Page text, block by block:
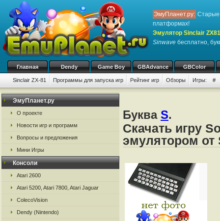
ЭмуПланет.ру: Старые
платформах!
Эмулятор Sinclair ZX81
Sinwave бесплатно,
Главная Dendy Game Boy GBAdvance GBColor
Sinclair ZX-81 Программы для запуска игр Рейтинг игр Обзоры Игры: #
ЭмуПланет.ру
О проекте
Новости игр и программ
Вопросы и предложения
Мини Игры
Консоли
Atari 2600
Atari 5200, Atari 7800, Atari Jaguar
ColecoVision
Dendy (Nintendo)
Буква S.
Скачать игру
эмулятором от